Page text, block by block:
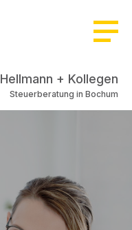
Hellmann + Kollegen
Steuerberatung in Bochum